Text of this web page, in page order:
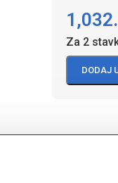
Za 2
DODAJ